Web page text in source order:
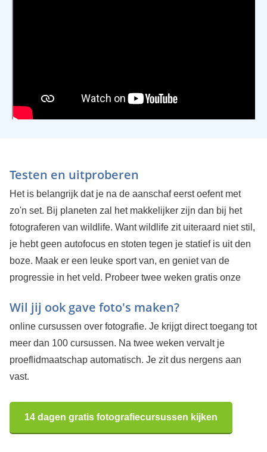
Testen en uitproberen
Het is belangrijk dat je na de aanschaf eerst oefent met
zo'n set. Bij planeten zal het makkelijker zijn dan bij het
fotograferen van wildlife. Want wildlife zit uiteraard niet stil,
je hebt geen autofocus en stoten tegen je statief is uit den
boze. Maak er een leuke sport van, en geniet van de
progressie in het veld.
Wil jij ook gave foto's maken?
Probeer twee weken gratis onze
online cursussen over fotografie. Je krijgt direct toegang tot
meer dan 100 cursussen. Na twee weken vervalt je
proeflidmaatschap automatisch. Je zit dus nergens aan
vast.
14 dagen gratis fotografiecursussen kijken